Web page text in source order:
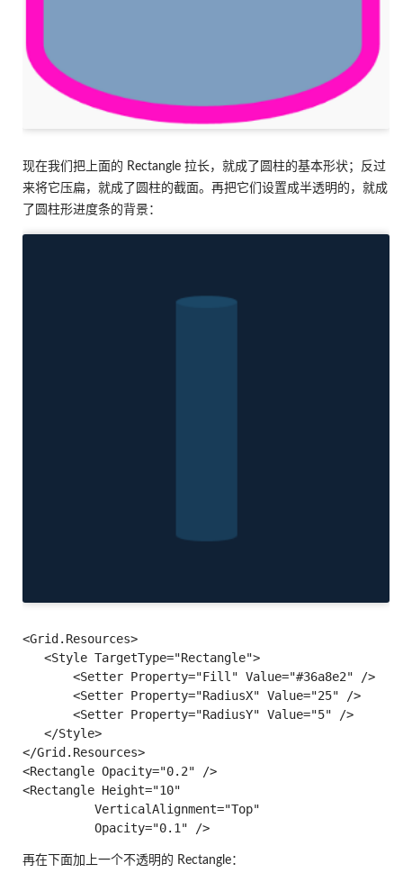
现在我们把上面的 Rectangle 拉长，就成了圆柱的基本形状；反过
来将它压扁，就成了圆柱的截面。再把它们设置成半透明的，就成
了圆柱形进度条的背景：
<Grid.Resources>
   <Style TargetType="Rectangle">
       <Setter Property="Fill" Value="#36a8e2" />
       <Setter Property="RadiusX" Value="25" />
       <Setter Property="RadiusY" Value="5" />
   </Style>
</Grid.Resources>
<Rectangle Opacity="0.2" />
<Rectangle Height="10"
          VerticalAlignment="Top"
再在下面加上一个不透明的 Rectangle：